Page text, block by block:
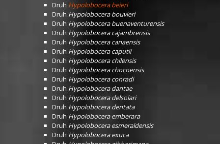
Druh Hypolobocera beieri
Druh Hypolobocera bouvieri
Druh Hypolobocera buenaventurensis
Druh Hypolobocera cajambrensis
Druh Hypolobocera canaensis
Druh Hypolobocera caputii
Druh Hypolobocera chilensis
Druh Hypolobocera chocoensis
Druh Hypolobocera conradi
Druh Hypolobocera dantae
Druh Hypolobocera delsolari
Druh Hypolobocera dentata
Druh Hypolobocera emberara
Druh Hypolobocera esmeraldensis
Druh Hypolobocera exuca